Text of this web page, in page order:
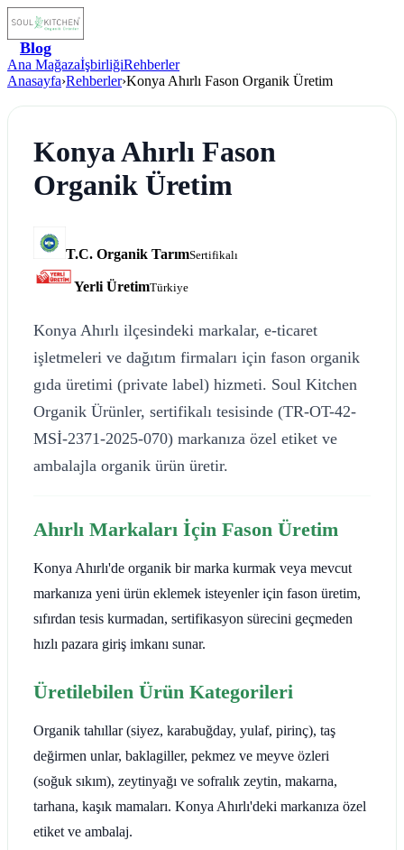
Blog
Ana MağazaİşbirliğiRehberler
Anasayfa›Rehberler›Konya Ahırlı Fason Organik Üretim
Konya Ahırlı Fason
Organik Üretim
T.C. Organik TarımSertifikalı
Yerli ÜretimTürkiye
Konya Ahırlı ilçesindeki markalar, e-ticaret
işletmeleri ve dağıtım firmaları için fason organik
gıda üretimi (private label) hizmeti. Soul Kitchen
Organik Ürünler, sertifikalı tesisinde (TR-OT-42-
MSİ-2371-2025-070) markanıza özel etiket ve
ambalajla organik ürün üretir.
Ahırlı Markaları İçin Fason Üretim
Konya Ahırlı'de organik bir marka kurmak veya mevcut
markanıza yeni ürün eklemek isteyenler için fason üretim,
sıfırdan tesis kurmadan, sertifikasyon sürecini geçmeden
hızlı pazara giriş imkanı sunar.
Üretilebilen Ürün Kategorileri
Organik tahıllar (siyez, karabuğday, yulaf, pirinç), taş
değirmen unlar, baklagiller, pekmez ve meyve özleri
(soğuk sıkım), zeytinyağı ve sofralık zeytin, makarna,
tarhana, kaşık mamaları. Konya Ahırlı'deki markanıza özel
etiket ve ambalaj.